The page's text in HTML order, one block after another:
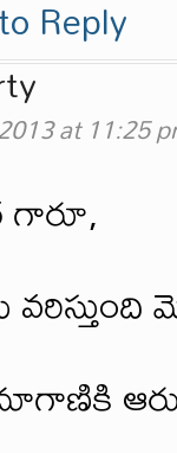
Reply
at 11:25